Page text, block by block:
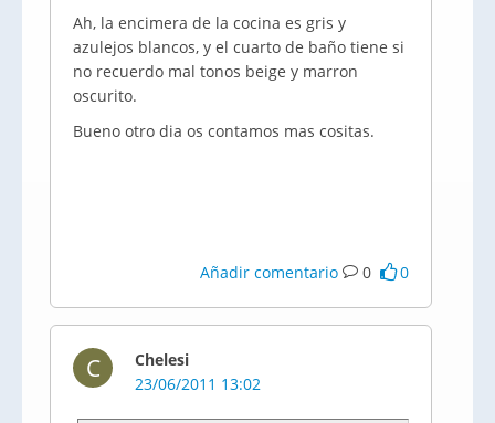
Ah, la encimera de la cocina es gris y
azulejos blancos, y el cuarto de baño tiene si
no recuerdo mal tonos beige y marron
oscurito.
Bueno otro dia os contamos mas cositas.
Añadir comentario 0 0
C
Chelesi
23/06/2011 13:02